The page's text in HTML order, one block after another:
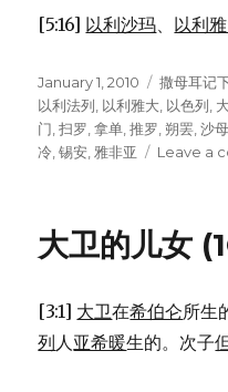
[5:16] 以利沙玛、 以利
Posted
on
January 1, 2010 撒母耳记
以利法列 以利雅大 以色列
门 ,扫罗 ,拿单 ,推罗 ,朔罢 ,沙
冷 ,锡安 雅非亚 Leave a
大卫的儿女
[3:1] 大卫在希伯仑所生
列人亚希暖生的。次子